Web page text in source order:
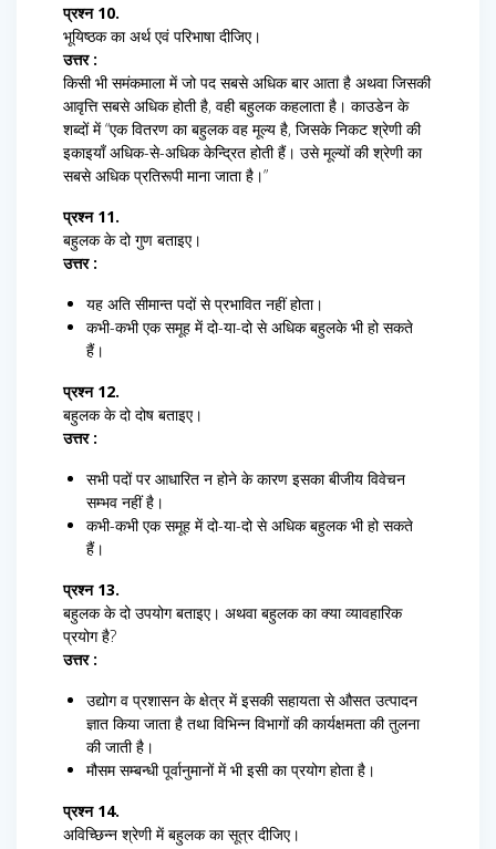
प्रश्न 10.
भूयिष्ठक का अर्थ एवं परिभाषा दीजिए।
उत्तर :
किसी भी समंकमाला में जो पद सबसे अधिक बार आता है अथवा जिसकी
आवृत्ति सबसे अधिक होती है, वही बहुलक कहलाता है। काउडेन के
शब्दों में “एक वितरण का बहुलक वह मूल्य है, जिसके निकट श्रेणी की
इकाइयाँ अधिक-से-अधिक केन्द्रित होती हैं। उसे मूल्यों की श्रेणी का
सबसे अधिक प्रतिरूपी माना जाता है।”
प्रश्न 11.
बहुलक के दो गुण बताइए।
उत्तर :
यह अति सीमान्त पदों से प्रभावित नहीं होता।
कभी-कभी एक समूह में दो-या-दो से अधिक बहुलके भी हो सकते
हैं।
प्रश्न 12.
बहुलक के दो दोष बताइए।
उत्तर :
सभी पदों पर आधारित न होने के कारण इसका बीजीय विवेचन
सम्भव नहीं है।
कभी-कभी एक समूह में दो-या-दो से अधिक बहुलक भी हो सकते
हैं।
प्रश्न 13.
बहुलक के दो उपयोग बताइए। अथवा बहुलक का क्या व्यावहारिक
प्रयोग है?
उत्तर :
उद्योग व प्रशासन के क्षेत्र में इसकी सहायता से औसत उत्पादन
ज्ञात किया जाता है तथा विभिन्न विभागों की कार्यक्षमता की तुलना
की जाती है।
मौसम सम्बन्धी पूर्वानुमानों में भी इसी का प्रयोग होता है।
प्रश्न 14.
अविच्छिन्न श्रेणी में बहुलक का सूत्र दीजिए।